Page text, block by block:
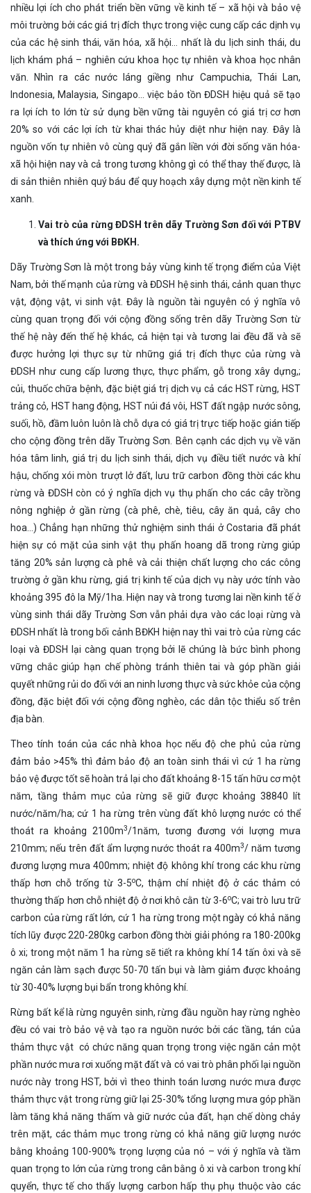
nhiều lợi ích cho phát triển bền vững về kinh tế – xã hội và bảo vệ
môi trường bởi các giá trị đích thực trong việc cung cấp các dịnh vụ
của các hệ sinh thái, văn hóa, xã hội… nhất là du lịch sinh thái, du
lịch khám phá – nghiên cứu khoa học tự nhiên và khoa học nhân
văn. Nhìn ra các nước láng giềng như Campuchia, Thái Lan,
Indonesia, Malaysia, Singapo… việc bảo tồn ĐDSH hiệu quả sẽ tạo
ra lợi ích to lớn từ sử dụng bền vững tài nguyên có giá trị cơ hơn
20% so với các lợi ích từ khai thác hủy diệt như hiện nay. Đây là
nguồn vốn tự nhiên vô cùng quý đã gắn liền với đời sống văn hóa-
xã hội hiện nay và cả trong tương không gì có thể thay thế được, là
di sản thiên nhiên quý báu để quy hoạch xây dựng một nền kinh tế
xanh.
Vai trò của rừng ĐDSH trên dãy Trường Sơn đối với PTBV
và thích ứng với BĐKH.
Dãy Trường Sơn là một trong bảy vùng kinh tế trọng điểm của Việt
Nam, bởi thế mạnh của rừng và ĐDSH hệ sinh thái, cảnh quan thực
vật, động vật, vi sinh vật. Đây là nguồn tài nguyên có ý nghĩa vô
cùng quan trọng đối với cộng đồng sống trên dãy Trường Sơn từ
thế hệ này đến thế hệ khác, cả hiện tại và tương lai đều đã và sẽ
được hưởng lợi thực sự từ những giá trị đích thực của rừng và
ĐDSH như cung cấp lương thực, thực phẩm, gỗ trong xây dựng,;
củi, thuốc chữa bệnh, đặc biệt giá trị dịch vụ cả các HST rừng, HST
trảng cỏ, HST hang động, HST núi đá vôi, HST đất ngập nước sông,
suối, hồ, đầm luôn luôn là chỗ dựa có giá trị trực tiếp hoặc gián tiếp
cho cộng đồng trên dãy Trường Sơn. Bên cạnh các dịch vụ về văn
hóa tâm linh, giá trị du lịch sinh thái, dịch vụ điều tiết nước và khí
hậu, chống xói mòn trượt lở đất, lưu trữ carbon đồng thời các khu
rừng và ĐDSH còn có ý nghĩa dịch vụ thụ phấn cho các cây trồng
nông nghiệp ở gần rừng (cà phê, chè, tiêu, cây ăn quả, cây cho
hoa…) Chẳng hạn những thử nghiệm sinh thái ở Costaria đã phát
hiện sự có mặt của sinh vật thụ phấn hoang dã trong rừng giúp
tăng 20% sản lượng cà phê và cải thiện chất lượng cho các công
trường ở gần khu rừng, giá trị kinh tế của dịch vụ này ước tính vào
khoảng 395 đô la Mỹ/1ha. Hiện nay và trong tương lai nền kinh tế ở
vùng sinh thái dãy Trường Sơn vẫn phải dựa vào các loại rừng và
ĐDSH nhất là trong bối cảnh BĐKH hiện nay thì vai trò của rừng các
loại và ĐDSH lại càng quan trọng bởi lẽ chúng là bức bình phong
vững chắc giúp hạn chế phòng tránh thiên tai và góp phần giải
quyết những rủi do đối với an ninh lương thực và sức khỏe của cộng
đồng, đặc biệt đối với cộng đồng nghèo, các dân tộc thiểu số trên
địa bàn.
Theo tính toán của các nhà khoa học nếu độ che phủ của rừng
đảm bảo >45% thì đảm bảo độ an toàn sinh thái vì cứ 1 ha rừng
bảo vệ được tốt sẽ hoàn trả lại cho đất khoảng 8-15 tấn hữu cơ một
năm, tầng thảm mục của rừng sẽ giữ được khoảng 38840 lít
nước/năm/ha; cứ 1 ha rừng trên vùng đất khô lượng nước có thể
thoát ra khoảng 2100m3/1năm, tương đương với lượng mưa
210mm; nếu trên đất ẩm lượng nước thoát ra 400m3/ năm tương
đương lượng mưa 400mm; nhiệt độ không khí trong các khu rừng
thấp hơn chỗ trống từ 3-5oC, thậm chí nhiệt độ ở các thảm có
thường thấp hơn chỗ nhiệt độ ở nơi khô cằn từ 3-6oC; vai trò lưu trữ
carbon của rừng rất lớn, cứ 1 ha rừng trong một ngày có khả năng
tích lũy được 220-280kg carbon đồng thời giải phóng ra 180-200kg
ô xi; trong một năm 1 ha rừng sẽ tiết ra không khí 14 tấn ôxi và sẽ
ngăn cản làm sạch được 50-70 tấn bụi và làm giảm được khoảng
từ 30-40% lượng bụi bẩn trong không khí.
Rừng bất kể là rừng nguyên sinh, rừng đầu nguồn hay rừng nghèo
đều có vai trò bảo vệ và tạo ra nguồn nước bởi các tầng, tán của
thảm thực vật có chức năng quan trọng trong việc ngăn cản một
phần nước mưa rơi xuống mặt đất và có vai trò phân phối lại nguồn
nước này trong HST, bởi vì theo thinh toán lương nước mưa được
thảm thực vật trong rừng giữ lại 25-30% tổng lượng mưa góp phần
làm tăng khả năng thấm và giữ nước của đất, hạn chế dòng chảy
trên mặt, các thảm mục trong rừng có khả năng giữ lượng nước
bằng khoảng 100-900% trọng lượng của nó – với ý nghĩa và tầm
quan trọng to lớn của rừng trong cân bằng ô xi và carbon trong khí
quyển, thực tế cho thấy lượng carbon hấp thụ phụ thuộc vào các